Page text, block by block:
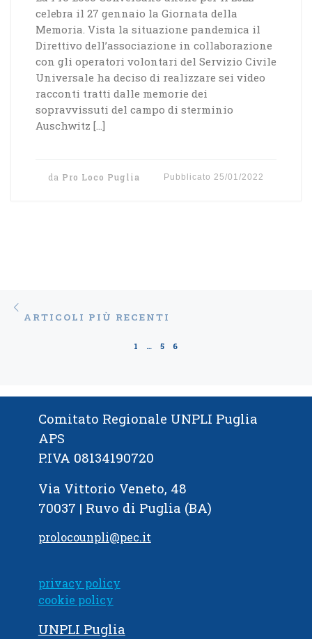
celebra il 27 gennaio la Giornata della
Memoria. Vista la situazione pandemica il
Direttivo dell’associazione in collaborazione
con gli operatori volontari del Servizio Civile
Universale ha deciso di realizzare sei video
racconti tratti dalle memorie dei
sopravvissuti del campo di sterminio
Auschwitz […]
da Pro Loco Puglia Pubblicato25/01/2022
Navigazione articoli
Articoli più recenti
ARTICOLI PIÙ RECENTI
1 … 5 6
Comitato Regionale UNPLI Puglia
APS
P.IVA 08134190720
Via Vittorio Veneto, 48
70037 | Ruvo di Puglia (BA)
prolocounpli@pec.it
privacy policy
cookie policy
UNPLI Puglia